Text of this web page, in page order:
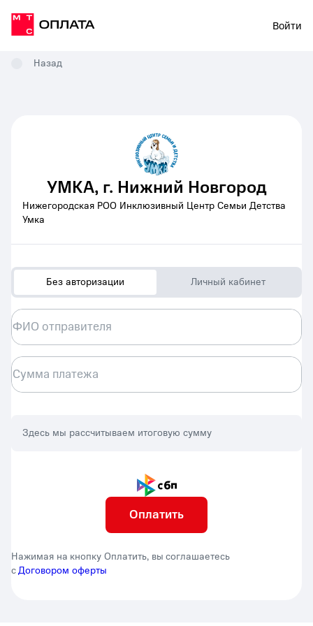
Войти
Назад
УМКА, г. Нижний Новгород
Нижегородская РОО Инклюзивный Центр Семьи Детства
Умка
Без авторизации Личный кабинет
ФИО отправителя
Сумма платежа
Здесь мы рассчитываем итоговую сумму
Нажимая на кнопку Оплатить, вы соглашаетесь
сДоговором оферты
Оплатить